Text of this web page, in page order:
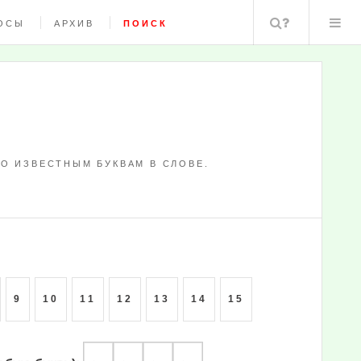
АРХИВ ПОИСК Поиск
ИЗВЕСТНЫМ БУКВАМ В СЛОВЕ.
9 10 11 12 13 14 15